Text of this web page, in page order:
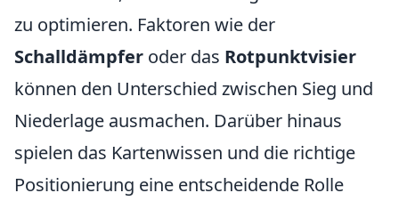
zu optimieren. Faktoren wie der
Schalldämpfer oder das Rotpunktvisier
können den Unterschied zwischen Sieg und
Niederlage ausmachen. Darüber hinaus
spielen das Kartenwissen und die richtige
Positionierung eine entscheidende Rolle